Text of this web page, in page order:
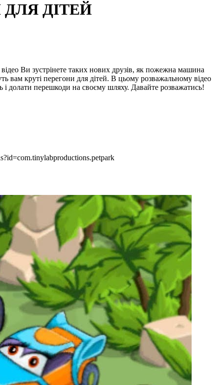
ДІТЕЙ
Ви зустрінете таких нових друзів, як пожежна машина
вам круті перегони для дітей. В цьому розважальному відео
долати перешкоди на своєму шляху. Давайте розважатись!